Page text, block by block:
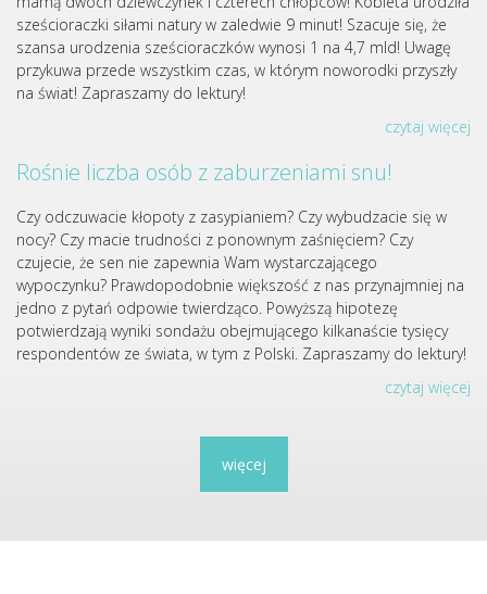
sześcioraczki siłami natury w zaledwie 9 minut! Szacuje się, że
szansa urodzenia sześcioraczków wynosi 1 na 4,7 mld! Uwagę
przykuwa przede wszystkim czas, w którym noworodki przyszły
na świat! Zapraszamy do lektury!
czytaj więcej
Rośnie liczba osób z zaburzeniami snu!
Czy odczuwacie kłopoty z zasypianiem? Czy wybudzacie się w
nocy? Czy macie trudności z ponownym zaśnięciem? Czy
czujecie, że sen nie zapewnia Wam wystarczającego
wypoczynku? Prawdopodobnie większość z nas przynajmniej na
jedno z pytań odpowie twierdząco. Powyższą hipotezę
potwierdzają wyniki sondażu obejmującego kilkanaście tysięcy
respondentów ze świata, w tym z Polski. Zapraszamy do lektury!
czytaj więcej
więcej